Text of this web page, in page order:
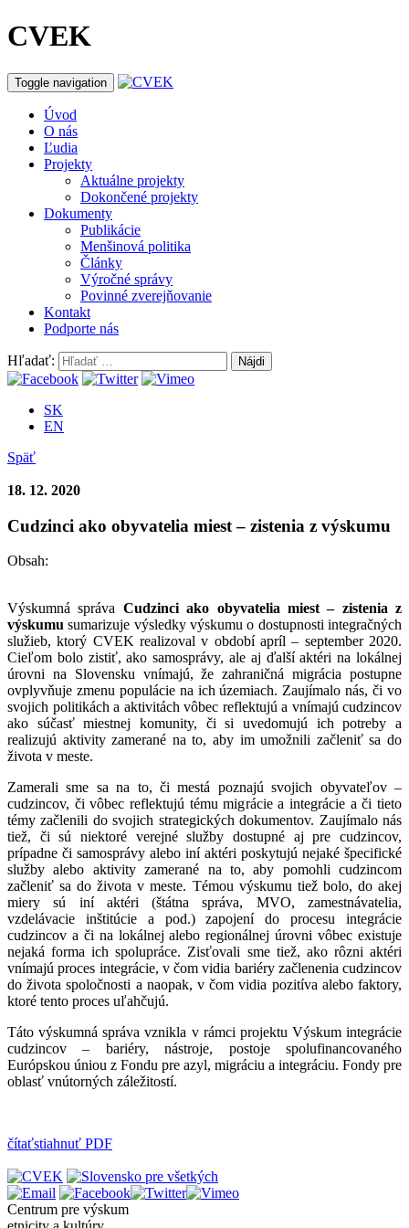
CVEK
Toggle navigation
Úvod
O nás
Ľudia
Projekty
Aktuálne projekty
Dokončené projekty
Dokumenty
Publikácie
Menšinová politika
Články
Výročné správy
Povinné zverejňovanie
Kontakt
Podporte nás
Hľadať:
SK
EN
Späť
18. 12. 2020
Cudzinci ako obyvatelia miest – zistenia z výskumu
Obsah:
Výskumná správa Cudzinci ako obyvatelia miest – zistenia z
výskumu sumarizuje výsledky výskumu o dostupnosti integračných
služieb, ktorý CVEK realizoval v období apríl – september 2020.
Cieľom bolo zistiť, ako samosprávy, ale aj ďalší aktéri na lokálnej
úrovni na Slovensku vnímajú, že zahraničná migrácia postupne
ovplyvňuje zmenu populácie na ich územiach. Zaujímalo nás, či vo
svojich politikách a aktivitách vôbec reflektujú a vnímajú cudzincov
ako súčasť miestnej komunity, či si uvedomujú ich potreby a
realizujú aktivity zamerané na to, aby im umožnili začleniť sa do
života v meste.
Zamerali sme sa na to, či mestá poznajú svojich obyvateľov –
cudzincov, či vôbec reflektujú tému migrácie a integrácie a či tieto
témy začlenili do svojich strategických dokumentov. Zaujímalo nás
tiež, či sú niektoré verejné služby dostupné aj pre cudzincov,
prípadne či samosprávy alebo iní aktéri poskytujú nejaké špecifické
služby alebo aktivity zamerané na to, aby pomohli cudzincom
začleniť sa do života v meste. Témou výskumu tiež bolo, do akej
miery sú iní aktéri (štátna správa, MVO, zamestnávatelia,
vzdelávacie inštitúcie a pod.) zapojení do procesu integrácie
cudzincov a či na lokálnej alebo regionálnej úrovni vôbec existuje
nejaká forma ich spolupráce. Zisťovali sme tiež, ako rôzni aktéri
vnímajú proces integrácie, v čom vidia bariéry začlenenia cudzincov
do života spoločnosti a naopak, v čom vidia pozitíva alebo faktory,
ktoré tento proces uľahčujú.
Táto výskumná správa vznikla v rámci projektu Výskum integrácie
cudzincov – bariéry, nástroje, postoje spolufinancovaného
Európskou úniou z Fondu pre azyl, migráciu a integráciu. Fondy pre
oblasť vnútorných záležitostí.
čítaťstiahnuť PDF
Centrum pre výskum